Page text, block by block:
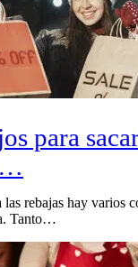
para
las rebajas hay varios
Tanto…